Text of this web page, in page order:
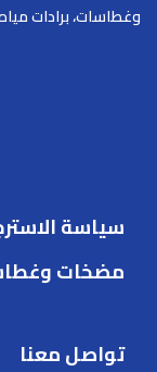
وغطاسات، برادات
سياسة
مضخات
تواصل معنا